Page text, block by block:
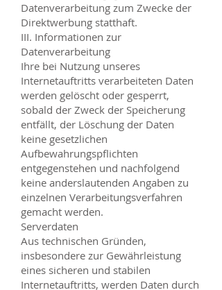
Datenverarbeitung zum Zwecke der
Direktwerbung statthaft.
III. Informationen zur
Datenverarbeitung
Ihre bei Nutzung unseres
Internetauftritts verarbeiteten Daten
werden gelöscht oder gesperrt,
sobald der Zweck der Speicherung
entfällt, der Löschung der Daten
keine gesetzlichen
Aufbewahrungspflichten
entgegenstehen und nachfolgend
keine anderslautenden Angaben zu
einzelnen Verarbeitungsverfahren
gemacht werden.
Serverdaten
Aus technischen Gründen,
insbesondere zur Gewährleistung
eines sicheren und stabilen
Internetauftritts, werden Daten durch